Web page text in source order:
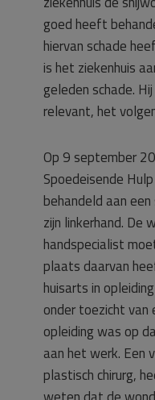
goed heeft
hiervan schade
is het ziekenhuis
geleden schade.
relevant, het
Op 9 september
Spoedeisende
behandeld aan
zijn linkerhand. De
handspecialist
plaats daarvan
huisarts in
onder toezicht van
opleiding was op
aan het werk. Een
plastisch chirurg,